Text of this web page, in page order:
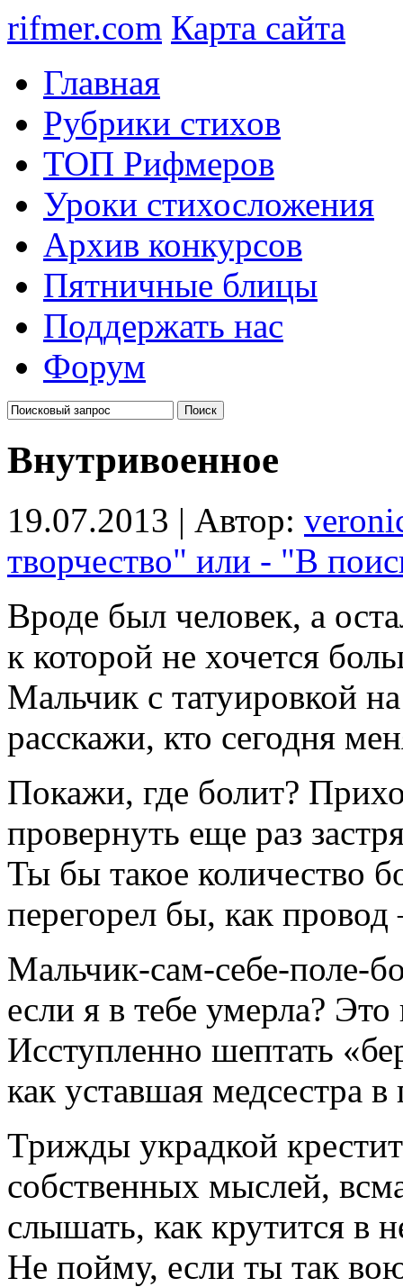
rifmer.com Карта сайта
Главная
Рубрики стихов
ТОП Рифмеров
Уроки стихосложения
Архив конкурсов
Пятничные блицы
Поддержать нас
Форум
Внутривоенное
19.07.2013 | Автор:
творчество" или - "В
Вроде был человек, а
к которой не хочется
Мальчик с татуировкой
расскажи, кто сегодня
Покажи, где болит?
провернуть еще раз
Ты бы такое количество
перегорел бы, как
Мальчик-сам-себе-поле-
если я в тебе умерла?
Исступленно шептать
как уставшая медсестра
Трижды украдкой
собственных мыслей,
слышать, как крутится в
Не пойму, если ты так